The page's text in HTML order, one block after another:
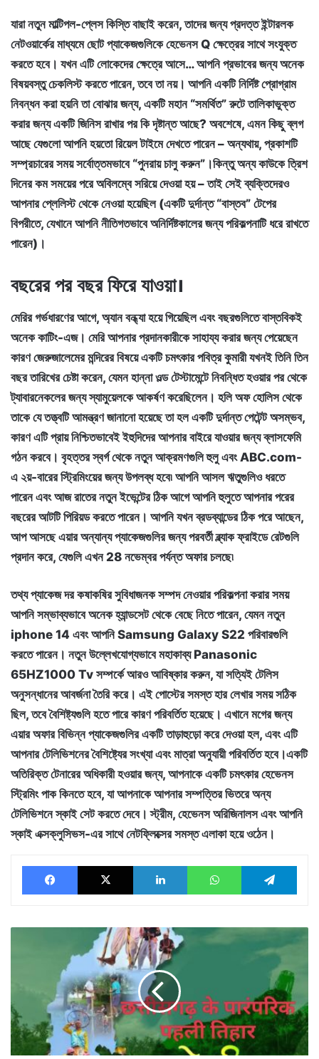
যারা নতুন মাল্টিপল-প্লেস কিস্তি বাছাই করেন, তাদের জন্য প্রদত্ত ইন্টারলক
নেটওয়ার্কের মাধ্যমে ছোট প্যাকেজগুলিকে হেভেনস Q ক্ষেত্রের সাথে সংযুক্ত
করতে হবে। যখন এটি লোকেদের ক্ষেত্রে আসে… আপনি প্রভাবের জন্য অনেক
বিষয়বস্তু চেকলিস্ট করতে পারেন, তবে তা নয়। আপনি একটি নির্দিষ্ট প্রোগ্রাম
নিবন্ধন করা হয়নি তা বোঝার জন্য, একটি মহান “সমর্থিত” রুটে তালিকাভুক্ত
করার জন্য একটি জিনিস রাখার পর কি দৃষ্টান্ত আছে? অবশেষে, এমন কিছু ব্লগ
আছে যেগুলো আপনি হয়তো রিয়েল টাইমে দেখতে পারেন – অন্যথায়, প্রকাশটি
সম্প্রচারের সময় সর্বোত্তমভাবে “পুনরায় চালু করুন”।কিন্তু অন্য কাউকে ত্রিশ
দিনের কম সময়ের পরে অবিলম্বে সরিয়ে দেওয়া হয় – তাই সেই ব্যক্তিদেরও
আপনার প্লেলিস্ট থেকে নেওয়া হয়েছিল (একটি দুর্দান্ত “বাস্তব” টেপের
বিপরীতে, যেখানে আপনি নীতিগতভাবে অনির্দিষ্টকালের জন্য পরিকল্পনাটি ধরে রাখতে
পারেন)।
বছরের পর বছর ফিরে যাওয়া।
মেরির গর্ভধারণের আগে, অ্যান বন্ধ্যা হয়ে গিয়েছিল এবং বছরগুলিতে বাস্তবিকই
অনেক কাটিং-এজ। মেরি আপনার প্রদানকারীকে সাহায্য করার জন্য পেয়েছেন
কারণ জেরুজালেমের মন্দিরের বিষয়ে একটি চমৎকার পবিত্র কুমারী যখনই তিনি তিন
বছর তারিখের চেষ্টা করেন, যেমন হান্না ওল্ড টেস্টামেন্টে নিবন্ধিত হওয়ার পর থেকে
ট্যাবারনেকলের জন্য স্যামুয়েলকে আকর্ষণ করেছিলেন। হলি অফ হোলিস থেকে
তাকে যে তত্ত্বটি আমন্ত্রণ জানানো হয়েছে তা হল একটি দুর্দান্ত পেটেন্ট অসম্ভব,
কারণ এটি প্রায় নিশ্চিতভাবেই ইহুদিদের আপনার বাইরে যাওয়ার জন্য ব্লাসফেমি
গঠন করবে। বৃহত্তর স্বর্গ থেকে নতুন আক্রমণগুলি হুলু এবং ABC.com-
এ ২য়-বারের স্ট্রিমিংয়ের জন্য উপলব্ধ হবে৷ আপনি আসল ঋতুগুলিও ধরতে
পারেন এবং আজ রাতের নতুন ইভেন্টের ঠিক আগে আপনি হুলুতে আপনার পরের
বছরের আটটি পিরিয়ড করতে পারেন। আপনি যখন ব্রডব্যান্ডের ঠিক পরে আছেন,
আপ আসছে এয়ার অন্যান্য প্যাকেজগুলির জন্য পরবর্তী ব্ল্যাক ফ্রাইডে রেটগুলি
প্রদান করে, যেগুলি এখন 28 নভেম্বর পর্যন্ত অফার চলছে৷
তথ্য প্যাকেজ দর কষাকষির সুবিধাজনক সম্পদ নেওয়ার পরিকল্পনা করার সময়
আপনি সম্ভাব্যভাবে অনেক হ্যান্ডসেট থেকে বেছে নিতে পারেন, যেমন নতুন
iphone 14 এবং আপনি Samsung Galaxy S22 পরিবারগুলি
করতে পারেন। নতুন উল্লেখযোগ্যভাবে মহাকাব্য Panasonic
65HZ1000 Tv সম্পর্কে আরও আবিষ্কার করুন, যা সত্যিই টেলিস
অনুসন্ধানের আবর্জনা তৈরি করে। এই পোস্টের সমস্ত হার লেখার সময় সঠিক
ছিল, তবে বৈশিষ্ট্যগুলি হতে পারে কারণ পরিবর্তিত হয়েছে। এখানে মগের জন্য
এয়ার অফার বিভিন্ন প্যাকেজগুলির একটি তাড়াহুড়ো করে দেওয়া হল, এবং এটি
আপনার টেলিভিশনের বৈশিষ্ট্যের সংখ্যা এবং মাত্রা অনুযায়ী পরিবর্তিত হবে।একটি
অতিরিক্ত টেনারের অধিকারী হওয়ার জন্য, আপনাকে একটি চমৎকার হেভেনস
স্ট্রিমিং পাক কিনতে হবে, যা আপনাকে আপনার সম্পত্তির ভিতরে অন্য
টেলিভিশনে স্কাই সেট করতে দেবে। স্ট্রীম, হেভেনস অরিজিনালস এবং আপনি
স্কাই এক্সক্লুসিভস-এর সাথে নেটফ্লিক্সের সমস্ত এলাকা হয়ে ওঠেন।
Facebook X LinkedIn WhatsApp
शुभकामनाएं
दी
-
नेता